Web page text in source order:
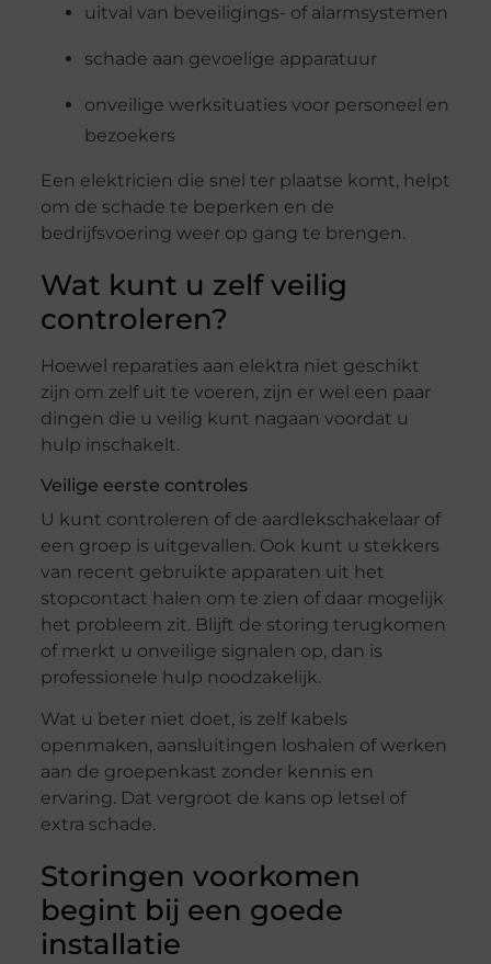
uitval van beveiligings- of alarmsystemen
schade aan gevoelige apparatuur
onveilige werksituaties voor personeel en
bezoekers
Een elektricien die snel ter plaatse komt, helpt
om de schade te beperken en de
bedrijfsvoering weer op gang te brengen.
Wat kunt u zelf veilig
controleren?
Hoewel reparaties aan elektra niet geschikt
zijn om zelf uit te voeren, zijn er wel een paar
dingen die u veilig kunt nagaan voordat u
hulp inschakelt.
Veilige eerste controles
U kunt controleren of de aardlekschakelaar of
een groep is uitgevallen. Ook kunt u stekkers
van recent gebruikte apparaten uit het
stopcontact halen om te zien of daar mogelijk
het probleem zit. Blijft de storing terugkomen
of merkt u onveilige signalen op, dan is
professionele hulp noodzakelijk.
Wat u beter niet doet, is zelf kabels
openmaken, aansluitingen loshalen of werken
aan de groepenkast zonder kennis en
ervaring. Dat vergroot de kans op letsel of
extra schade.
Storingen voorkomen
begint bij een goede
installatie